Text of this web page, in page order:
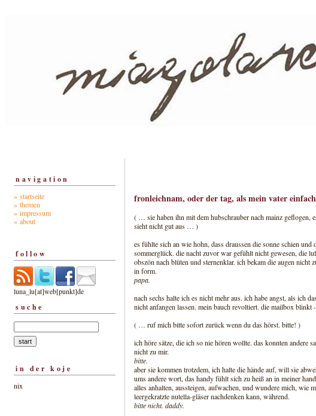
navigation
» startseite
» themen
» impressum
» about
follow
luna_lu[at]web[punkt]de
suche
in der koje
nix
fronleichnam, oder der tag, als mein vater
( … sie haben ihn mit dem hubschrauber nach mainz geflogen,
sieht nicht gut aus … )
es fühlte sich an wie hohn, dass draussen die sonne schien
sommerglück. die nacht zuvor war gefühlt nicht gewesen, die
obszön nach blüten und sternenklar. ich bekam die augen nicht
in form.
papa.
nach sechs halte ich es nicht mehr aus. ich habe angst, als ich
nicht anfangen lassen. mein bauch revoltiert. die mailbox blinkt -
( … ruf mich bitte sofort zurück wenn du das hörst. bitte! )
ich höre sätze, die ich so nie hören wollte. das konnten andere
nicht zu mir.
bitte.
aber sie kommen trotzdem, ich halte die hände auf, will sie
ums andere wort, das handy fühlt sich zu heiß an in meiner
alles anhalten, aussteigen, aufwachen, und wundere mich, wie
leergekratzte nutella-gläser nachdenken kann, während.
bitte nicht. daddy.